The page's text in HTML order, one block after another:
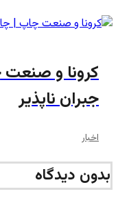
کرونا و
جبران ناپذیر
اخبار
بدون دیدگاه